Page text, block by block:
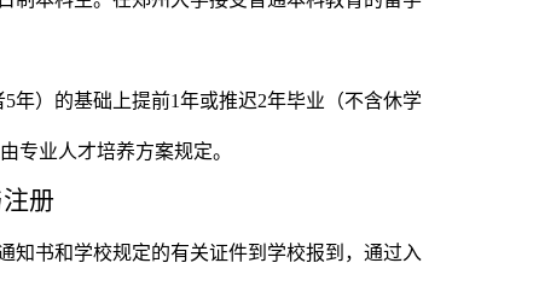
5年）的基础上提前1年或推迟2年毕业（不含休学
专业人才培养方案规定。
册
知书和学校规定的有关证件到学校报到，通过入